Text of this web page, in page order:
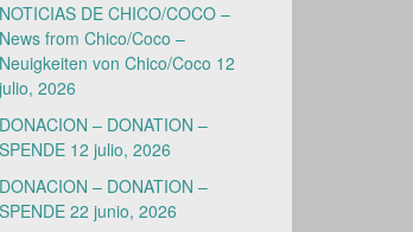
NOTICIAS DE CHICO/COCO –
News from Chico/Coco –
Neuigkeiten von Chico/Coco 12
julio, 2026
DONACION – DONATION –
SPENDE 12 julio, 2026
DONACION – DONATION –
SPENDE 22 junio, 2026